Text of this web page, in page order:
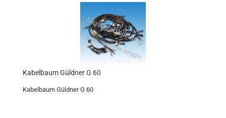
Kabelbaum Güldner G 60
Kabelbaum Güldner G 60